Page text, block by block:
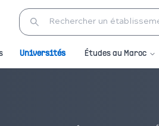
Universités Études au Maroc